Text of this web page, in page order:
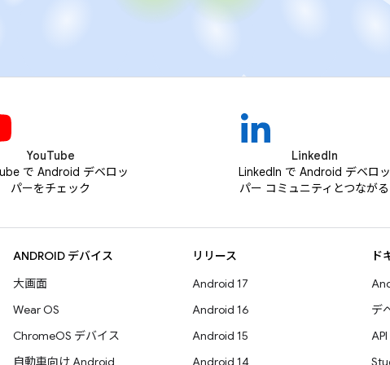
YouTube
で Android デベロッ
パーをチェック
LinkedIn
LinkedIn で Android デベロッ
パー コミュニティとつながる
ANDROID デバイス
大画面
Wear OS
ChromeOS デバイス
自動車向け Android
リリース
Android 17
Android 16
Android 15
Android 14
ド
デ